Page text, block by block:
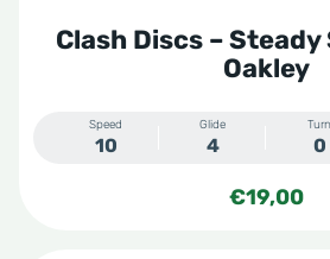
Clash Discs – Steady
Oakley
Speed
10
Glide
4
Turn
0
€19,00